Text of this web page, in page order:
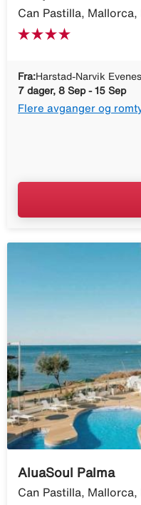
Can Pastilla,
Fra:Harstad-Narvik Evenes
7 dager, 8 Sep - 15 Sep
Flere avganger og
AluaSoul Palma
Can Pastilla,